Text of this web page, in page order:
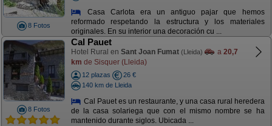
8 Fotos
Casa Carlota era un antiguo pajar que hemos
reformado respetando la estructura y los materiales
originales. En su interior una decoración cu ...
8 Fotos
Cal Pauet
Hotel Rural en Sant Joan Fumat (Lleida) a 20,7
km de Sisquer (Lleida)
12 plazas
26 €
140 km de Lleida
Cal Pauet es un restaurante, y una casa rural heredera
de la casa solariega que con el mismo nombre se ha
mantenido durante siglos. Ubicada ...